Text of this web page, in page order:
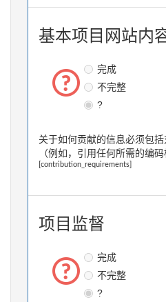
基本项目网站内
完成
不完整
?
关于如何贡献的信息必须包
（例如，引用任何所需的编
[contribution_requirements]
项目监督
完成
不完整
?